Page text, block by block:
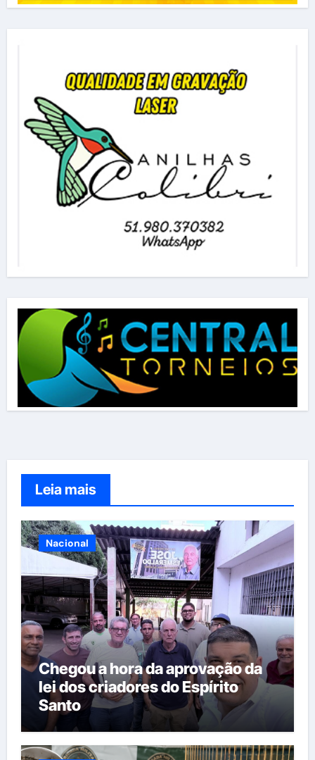
Leia mais
Nacional
Chegou a hora da aprovação da
lei dos criadores do Espírito
Santo